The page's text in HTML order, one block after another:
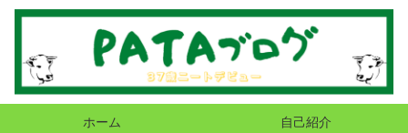
ホーム 自己紹介